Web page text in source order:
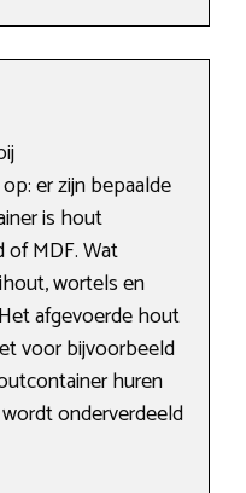
er zijn bepaalde
is hout
MDF. Wat
wortels en
afgevoerde hout
voor bijvoorbeeld
huren
onderverdeeld